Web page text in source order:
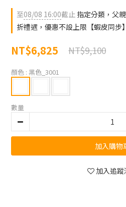
至08/08 16:00截止 指定分類，父
折禮遇，優惠不設上限【蝦皮同步】
NT$6,825 NT$9,100
顏色 : 黑色_3001
數量
加入購物
加入追蹤